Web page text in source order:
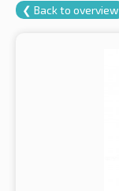
❮ Back to overview